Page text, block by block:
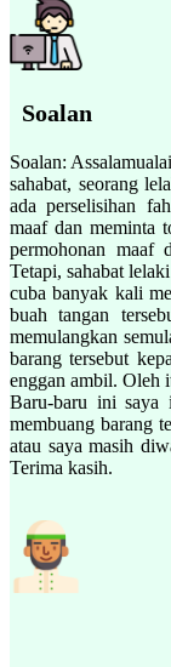
Soalan
Soalan:
sahabat, seorang
ada perselisihan
maaf dan meminta
permohonan maaf
Tetapi, sahabat
cuba banyak kali
buah tangan
memulangkan
barang tersebut
enggan ambil. Oleh
Baru-baru ini saya
membuang barang
atau saya masih
Terima kasih.